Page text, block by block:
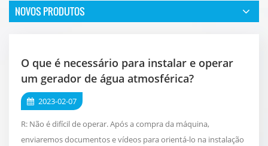
NOVOS PRODUTOS
O que é necessário para instalar e operar
um gerador de água atmosférica?
2023-02-07
R: Não é difícil de operar. Após a compra da máquina,
enviaremos documentos e vídeos para orientá-lo na instalação